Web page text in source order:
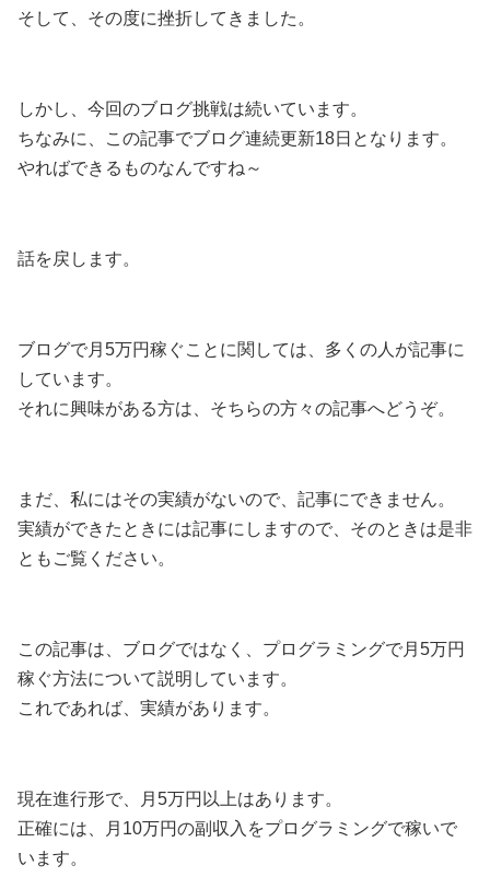
そして、その度に挫折してきました。
しかし、今回のブログ挑戦は続いています。
ちなみに、この記事でブログ連続更新18日となります。
やればできるものなんですね～
話を戻します。
ブログで月5万円稼ぐことに関しては、多くの人が記事に
しています。
それに興味がある方は、そちらの方々の記事へどうぞ。
まだ、私にはその実績がないので、記事にできません。
実績ができたときには記事にしますので、そのときは是非
ともご覧ください。
この記事は、ブログではなく、プログラミングで月5万円
稼ぐ方法について説明しています。
これであれば、実績があります。
現在進行形で、月5万円以上はあります。
正確には、月10万円の副収入をプログラミングで稼いで
います。